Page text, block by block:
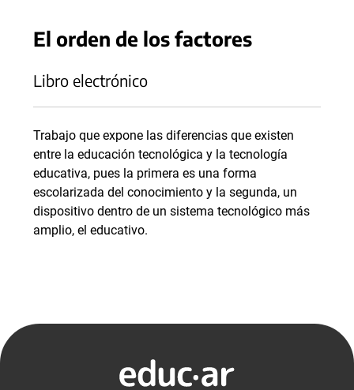
El orden de los factores
Libro electrónico
Trabajo que expone las diferencias que existen
entre la educación tecnológica y la tecnología
educativa, pues la primera es una forma
escolarizada del conocimiento y la segunda, un
dispositivo dentro de un sistema tecnológico más
amplio, el educativo.